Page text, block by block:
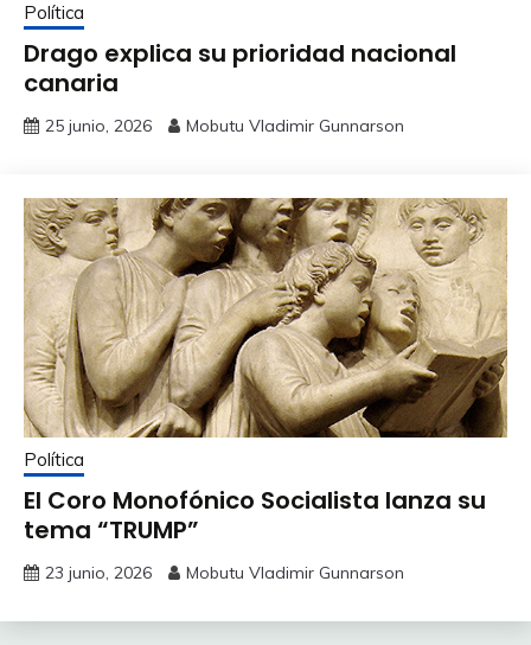
Política
Drago explica su prioridad nacional
canaria
25 junio, 2026 Mobutu Vladimir Gunnarson
Política
El Coro Monofónico Socialista lanza su
tema “TRUMP”
23 junio, 2026 Mobutu Vladimir Gunnarson